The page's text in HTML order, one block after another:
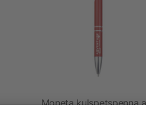
Moneta kulspetspenna